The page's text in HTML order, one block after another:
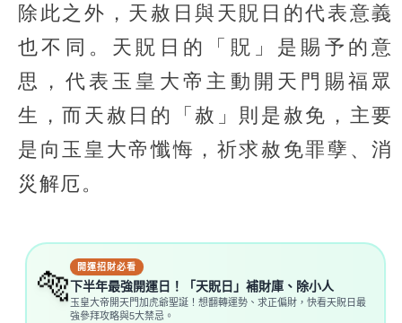
除此之外，天赦日與天貺日的代表意義
也不同。天貺日的「貺」是賜予的意
思，代表玉皇大帝主動開天門賜福眾
生，而天赦日的「赦」則是赦免，主要
是向玉皇大帝懺悔，祈求赦免罪孽、消
災解厄。